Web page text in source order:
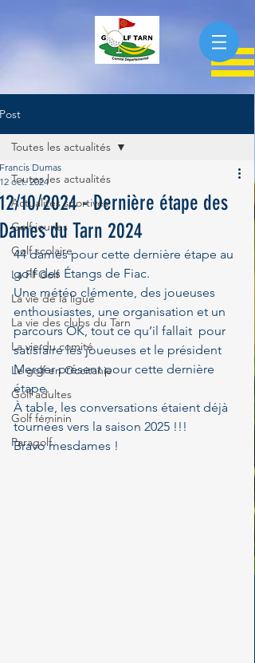
Post
Toutes les actualités
Actualités sportives
Golf jeunes
Golf scolaire
La FFGolf
La vie de la ligue
La vie des clubs du Tarn
La vie du comité
Le golf en Occitanie
Golf adultes
Golf féminin
Paragolf
Toutes les actualités
12/10/2024 - Dernière étape des
Dames du Tarn 2024
Francis Dumas
12 oct. 2024
44 dames pour cette dernière étape au
golf des Étangs de Fiac.
Une météo clémente, des joueuses
enthousiastes, une organisation et un
parcours OK, tout ce qu’il fallait  pour
satisfaire les joueuses et le président
Merger présent pour cette dernière
étape.
À table, les conversations étaient déjà
tournées vers la saison 2025 !!!
Bravo mesdames !